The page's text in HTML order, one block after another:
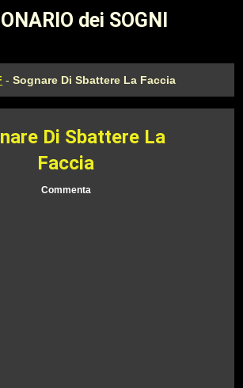
principale
dei SOGNI
-Sognare Di Sbattere La Faccia
Di Sbattere La
Faccia
Commenta